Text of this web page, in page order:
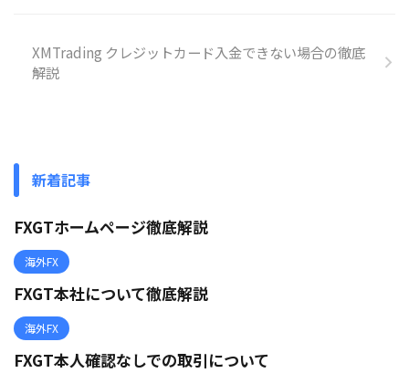
XMTrading クレジットカード入金できない場合の徹底
解説
新着記事
FXGTホームページ徹底解説
海外FX
FXGT本社について徹底解説
海外FX
FXGT本人確認なしでの取引について